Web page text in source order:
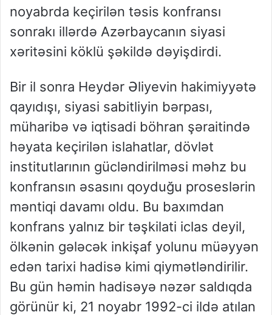
noyabrda keçirilən təsis konfransı
sonrakı illərdə Azərbaycanın siyasi
xəritəsini köklü şəkildə dəyişdirdi.
Bir il sonra Heydər Əliyevin hakimiyyətə
qayıdışı, siyasi sabitliyin bərpası,
müharibə və iqtisadi böhran şəraitində
həyata keçirilən islahatlar, dövlət
institutlarının gücləndirilməsi məhz bu
konfransın əsasını qoyduğu proseslərin
məntiqi davamı oldu. Bu baxımdan
konfrans yalnız bir təşkilati iclas deyil,
ölkənin gələcək inkişaf yolunu müəyyən
edən tarixi hadisə kimi qiymətləndirilir.
Bu gün həmin hadisəyə nəzər saldıqda
görünür ki, 21 noyabr 1992-ci ildə atılan